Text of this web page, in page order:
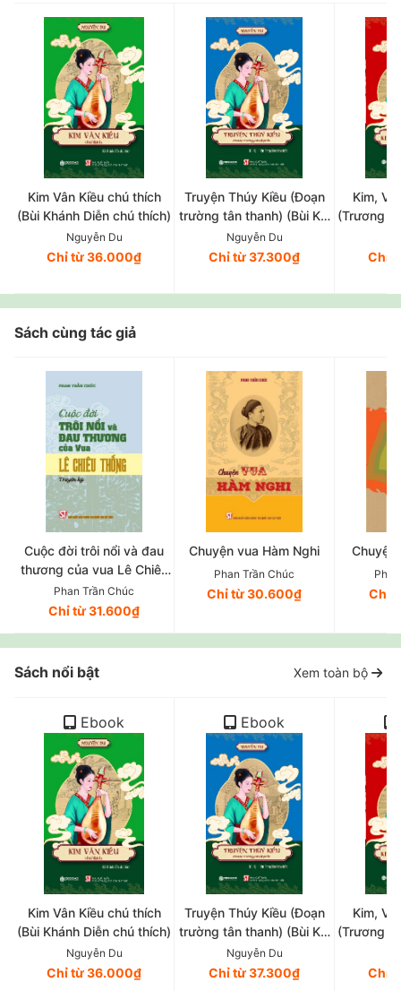
Kim Vân Kiều chú thích
(Bùi Khánh Diễn chú thích)
Nguyễn Du
Chỉ từ 36.000₫
Truyện Thúy Kiều (Đoạn
trường tân thanh) (Bùi Kỷ,
Trần Trọng Kim hiệu khảo)
Nguyễn Du
Chỉ từ 37.300₫
Kim,
(Trương
Chỉ
Sách cùng tác giả
Cuộc đời trôi nổi và đau
thương của vua Lê Chiêu
Thống (Truyện ký)
Phan Trần Chúc
Chỉ từ 31.600₫
Chuyện vua Hàm Nghi
Phan Trần Chúc
Chỉ từ 30.600₫
Chuyện
Chỉ
Sách nổi bật Xem toàn bộ
Ebook
Kim Vân Kiều chú thích
(Bùi Khánh Diễn chú thích)
Nguyễn Du
Chỉ từ 36.000₫
Ebook
Truyện Thúy Kiều (Đoạn
trường tân thanh) (Bùi Kỷ,
Trần Trọng Kim hiệu khảo)
Nguyễn Du
Chỉ từ 37.300₫
Kim,
(Trương
Chỉ